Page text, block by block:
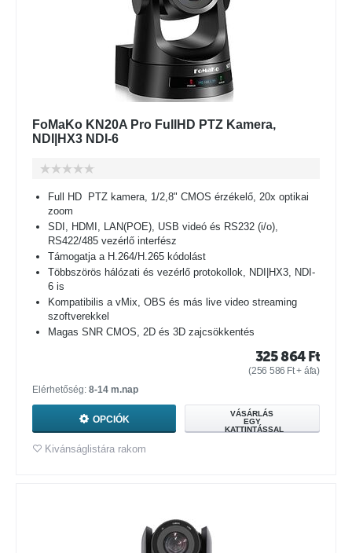
FoMaKo KN20A Pro FullHD PTZ Kamera,
NDI|HX3 NDI-6
Full HD PTZ kamera, 1/2,8" CMOS érzékelő, 20x optikai
zoom
SDI, HDMI, LAN(POE), USB videó és RS232 (i/o),
RS422/485 vezérlő interfész
Támogatja a H.264/H.265 kódolást
Többszörös hálózati és vezérlő protokollok, NDI|HX3, NDI-
6 is
Kompatibilis a vMix, OBS és más live video streaming
szoftverekkel
Magas SNR CMOS, 2D és 3D zajcsökkentés
325 864 Ft
(256 586 Ft+ áfa)
Elérhetőség: 8-14 m.nap
OPCIÓK
VÁSÁRLÁS
EGY
KATTINTÁSSAL
Kivánságlistára rakom